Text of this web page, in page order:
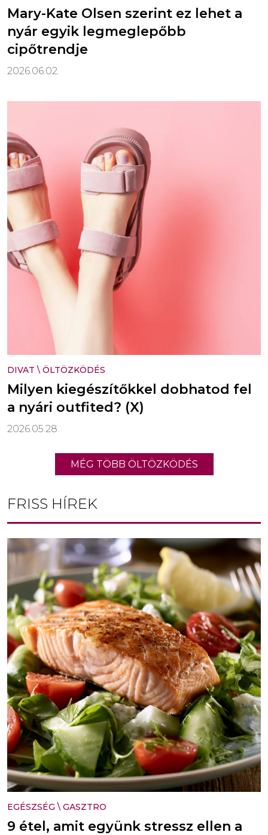
Mary-Kate Olsen szerint ez lehet a
nyár egyik legmeglepőbb
cipőtrendje
2026.06.02.
DIVAT \ ÖLTÖZKÖDÉS
Milyen kiegészítőkkel dobhatod fel
a nyári outfited? (X)
2026.05.28.
MÉG TÖBB ÖLTÖZKÖDÉS
FRISS HÍREK
EGÉSZSÉG \ GASZTRO
9 étel, amit együnk stressz ellen a